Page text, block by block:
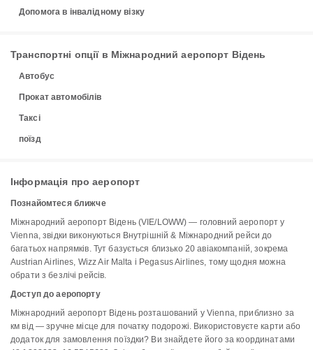
Допомога в інвалідному візку
Транспортні опції в Міжнародний аеропорт Відень
Автобус
Прокат автомобілів
Таксі
поїзд
Інформація про аеропорт
Познайомтеся ближче
Міжнародний аеропорт Відень (VIE/LOWW) — головний аеропорт у
Vienna, звідки виконуються Внутрішній & Міжнародний рейси до
багатьох напрямків. Тут базується близько 20 авіакомпаній, зокрема
Austrian Airlines, Wizz Air Malta і Pegasus Airlines, тому щодня можна
обрати з безлічі рейсів.
Доступ до аеропорту
Міжнародний аеропорт Відень розташований у Vienna, приблизно за
км від — зручне місце для початку подорожі. Використовуєте карти або
додаток для замовлення поїздки? Ви знайдете його за координатами